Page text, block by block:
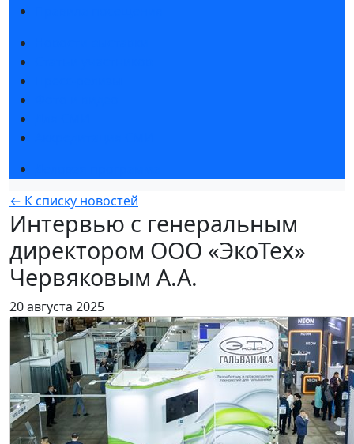
← К списку новостей
Интервью с генеральным
директором ООО «ЭкоТех»
Червяковым А.А.
20 августа 2025